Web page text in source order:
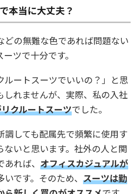
本当に大丈夫？
どの無難な色であれば問題ない
ツで十分です。
ルートスーツでいいの？」と思
しれませんが、実際、私の入社
クルートスーツでした。
調しても配属先で頻繁に使用す
ないと思います。社外の人と関
れば、 オフィスカジュアルが
いです。そのため、 スーツは勤